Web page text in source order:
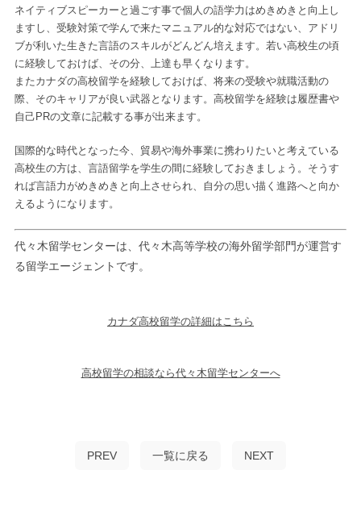
ネイティブスピーカーと過ごす事で個人の語学力はめきめきと向上し
ますし、受験対策で学んで来たマニュアル的な対応ではない、アドリ
ブが利いた生きた言語のスキルがどんどん培えます。若い高校生の頃
に経験しておけば、その分、上達も早くなります。
またカナダの高校留学を経験しておけば、将来の受験や就職活動の
際、そのキャリアが良い武器となります。高校留学を経験は履歴書や
自己PRの文章に記載する事が出来ます。
国際的な時代となった今、貿易や海外事業に携わりたいと考えている
高校生の方は、言語留学を学生の間に経験しておきましょう。そうす
れば言語力がめきめきと向上させられ、自分の思い描く進路へと向か
えるようになります。
代々木留学センターは、代々木高等学校の海外留学部門が運営す
る留学エージェントです。
カナダ高校留学の詳細はこちら
高校留学の相談なら代々木留学センターへ
PREV 一覧に戻る NEXT